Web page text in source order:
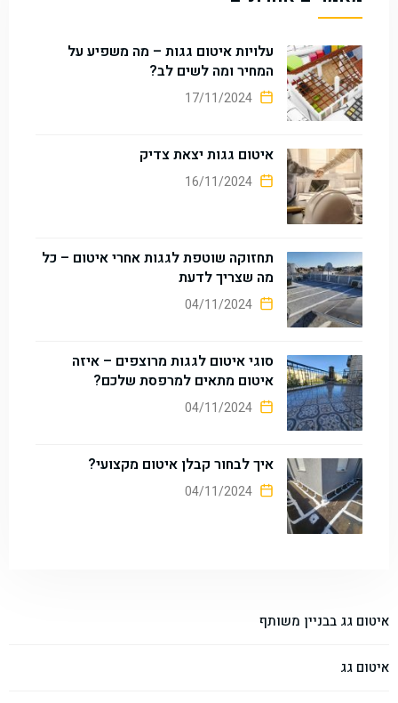
עלויות איטום גגות – מה משפיע על
המחיר ומה לשים לב?
איטום גגות יצאת צדיק
תחזוקה שוטפת לגגות אחרי איטום – כל
מה שצריך לדעת
סוגי איטום לגגות מרוצפים – איזה
איטום מתאים למרפסת שלכם?
איך לבחור קבלן איטום מקצועי?
איטום גג בבניין משותף
איטום גג